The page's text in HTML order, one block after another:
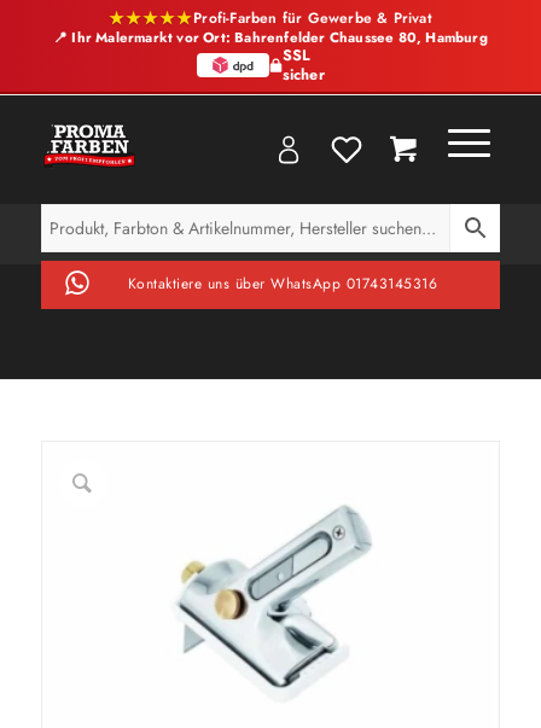
★★★★★Profi-Farben für Gewerbe & Privat
📍 Ihr Malermarkt vor Ort: Bahrenfelder Chaussee 80, Hamburg
SSL
sicher
Kontaktiere uns über WhatsApp 01743145316